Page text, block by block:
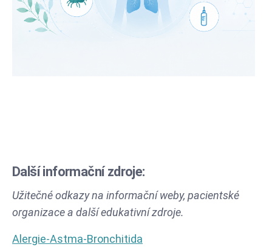
Další informační zdroje:
Užitečné odkazy na informační weby, pacientské
organizace a další edukativní zdroje.
Alergie-Astma-Bronchitida